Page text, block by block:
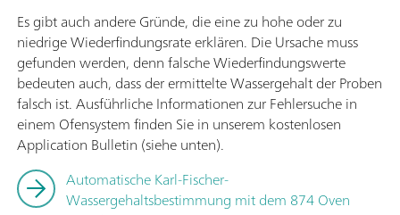
Es gibt auch andere Gründe, die eine zu hohe oder zu
niedrige Wiederfindungsrate erklären. Die Ursache muss
gefunden werden, denn falsche Wiederfindungswerte
bedeuten auch, dass der ermittelte Wassergehalt der Proben
falsch ist. Ausführliche Informationen zur Fehlersuche in
einem Ofensystem finden Sie in unserem kostenlosen
Application Bulletin (siehe unten).
Automatische Karl-Fischer-
Wassergehaltsbestimmung mit dem 874 Oven